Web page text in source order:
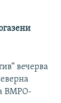
вечерва
ВМРО-